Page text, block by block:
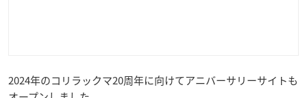
2024年のコリラックマ20周年に向けてアニバーサリーサイトも